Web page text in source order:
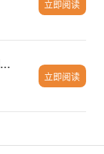
立即阅读
google浏览器怎么下载测试功能版本
立即阅读